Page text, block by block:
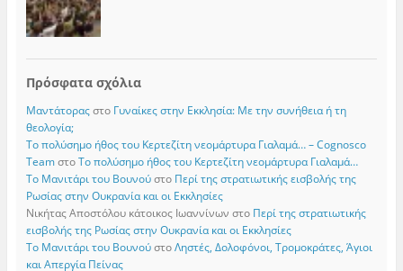
Πρόσφατα σχόλια
Μαντάτοραςστο Γυναίκες στην Εκκλησία: Με την συνήθεια ή τη
θεολογία;
Το πολύσημο ήθος του Κερτεζίτη νεομάρτυρα Γιαλαμά… – Cognosco
TeamστοΤο πολύσημο ήθος του Κερτεζίτη νεομάρτυρα Γιαλαμά…
Το Μανιτάρι του Βουνούστο Περί της στρατιωτικής εισβολής της
Ρωσίας στην Ουκρανία και οι Εκκλησίες
Νικήτας Αποστόλου κάτοικος Ιωαννίνων στο Περί της στρατιωτικής
εισβολής της Ρωσίας στην Ουκρανία και οι Εκκλησίες
Το Μανιτάρι του ΒουνούστοΛηστές, Δολοφόνοι, Τρομοκράτες, Άγιοι
και Απεργία Πείνας